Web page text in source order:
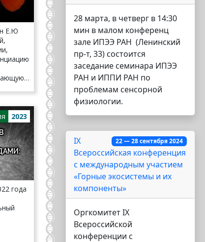
Е.Ю
2023
года
28 марта, в четверг в 14:30
мин в малом конференц
зале ИПЭЭ РАН (Ленинский
пр-т, 33) состоится
заседание семинара ИПЭЭ
РАН и ИППИ РАН по
проблемам сенсорной
физиологии.
22 — 28 сентября 2024
IX
Всероссийская конференция
с международным участием
«Горные экосистемы и их
компоненты»
Оргкомитет IX
Всероссийской
конференции с